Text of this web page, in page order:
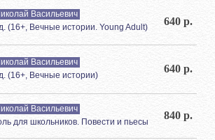
Васильевич
(16+, Вечные истории. Young Adult)
640 р.
Васильевич
(16+, Вечные истории)
640 р.
Васильевич
для школьников. Повести и пьесы
840 р.